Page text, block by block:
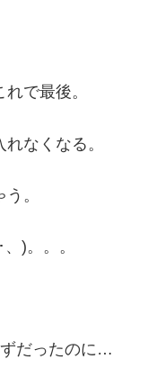
で最後。
なくなる。
。
)。。。
だったのに…